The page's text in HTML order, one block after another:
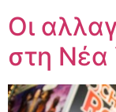
Οι
στη Νέα